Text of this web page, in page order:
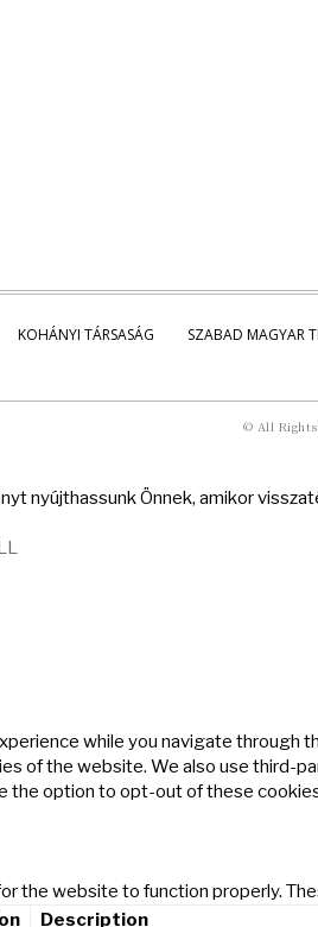
KOHÁNYI TÁRSASÁG SZABAD MAGYAR
© All Rights
nyújthassunk Önnek, amikor
while you navigate through
of the website. We also use third-
the option to opt-out of these
the website to function properly.
Description